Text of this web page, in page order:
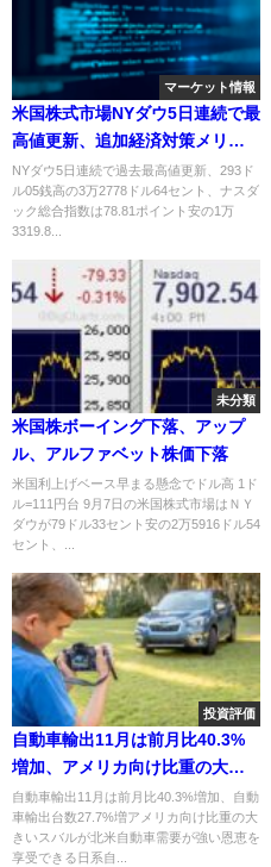
マーケット情報
米国株式市場NYダウ5日連続で最
高値更新、追加経済対策メリッ
ト銘柄上昇
NYダウ5日連続で過去最高値更新、293ド
ル05銭高の3万2778ドル64セント、ナスダ
ック総合指数は78.81ポイント安の1万
3319.8...
未分類
米国株ボーイング下落、アップ
ル、アルファベット株価下落
米国利上げベース早まる懸念でドル高 1ド
ル=111円台 9月7日の米国株式市場はＮＹ
ダウが79ドル33セント安の2万5916ドル54
セント、...
投資評価
自動車輸出11月は前月比40.3%
増加、アメリカ向け比重の大き
いスバル
自動車輸出11月は前月比40.3%増加、自動
車輸出台数27.7%増アメリカ向け比重の大
きいスバルが北米自動車需要が強い恩恵を
享受できる日系自...